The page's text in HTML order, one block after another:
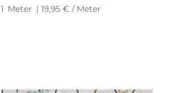
1 Meter | 19,95 € / Meter